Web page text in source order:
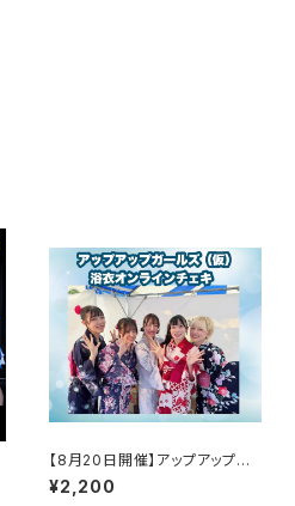
【8月20日開催】アップアップガ
ールズ（仮）浴衣オンラインチェ
キ会
¥2,200